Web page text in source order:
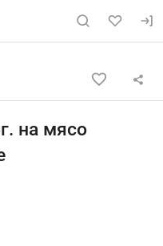
быки до
объявлением
на мясо